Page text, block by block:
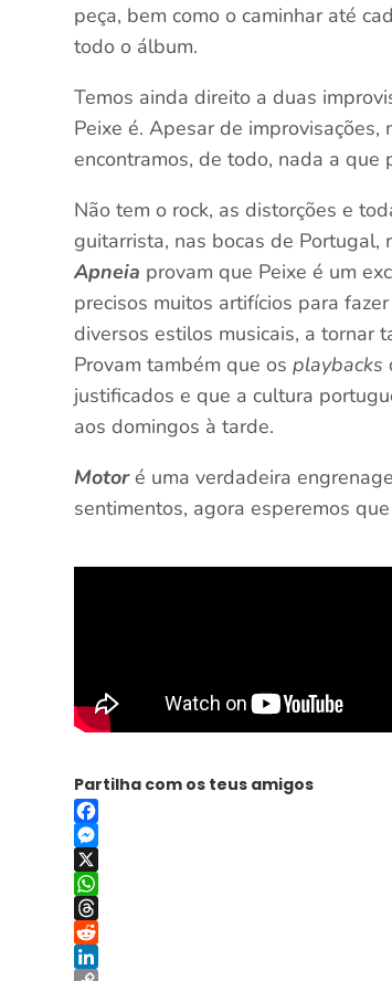
peça, bem como o caminhar até
todo o álbum.
Temos ainda direito a duas
Peixe é. Apesar de
encontramos, de todo, nada a que
Não tem o rock, as distorções e
guitarrista, nas bocas de Portugal,
Apneia provam que Peixe é um
precisos muitos artifícios para
diversos estilos musicais, a tornar
Provam também que osplaybacks
justificados e que a cultura
aos domingos à tarde.
Motoré uma verdadeira
sentimentos, agora esperemos
Partilha com os teus amigos
Facebook
Messenger
X
WhatsApp
Threads
Reddit